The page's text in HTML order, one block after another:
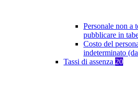
Personale non a
pubblicare in
Costo del
indeterminato
Tassi di assenza 20